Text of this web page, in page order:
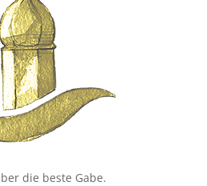
die beste Gabe.